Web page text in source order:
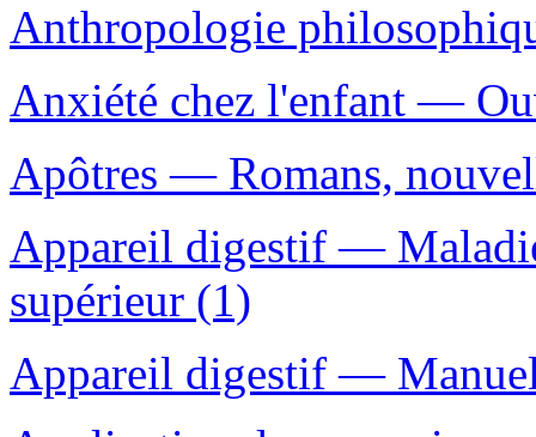
Anthropologie
Anxiété chez l'enfant —
Apôtres — Romans,
Appareil digestif —
supérieur (1)
Appareil digestif —